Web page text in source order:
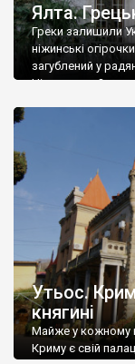
Ялта.
Греки залишили
ніжинські
загублений у
Ніжин греки?
Утьос.
княгині
Майже у кожному
Криму є свій